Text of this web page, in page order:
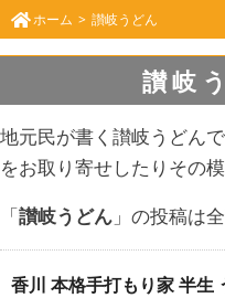
ホーム 讃岐うどん
讃岐
地元民が書く讃岐うどん
をお取り寄せしたりその
「讃岐うどん 」の投稿は
香川 本格手打もり家 半生